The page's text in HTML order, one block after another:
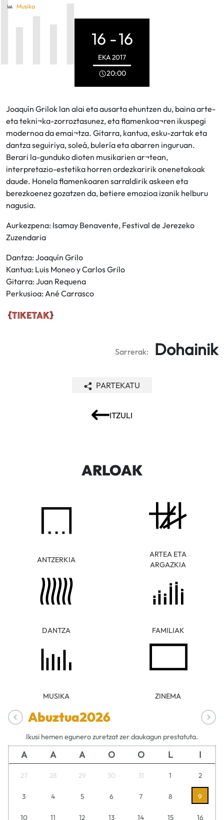
Musika
16 -16
EKA2017
20:00
Joaquín Grilok lan alai eta ausarta ehuntzen du, baina arte-
eta tekni¬ka-zorroztasunez, eta flamenkoa¬ren ikuspegi
modernoa da emai¬tza. Gitarra, kantua, esku-zartak eta
dantza seguiriya, soleá, bulería eta abarren inguruan.
Berari la-gunduko dioten musikarien ar¬tean,
interpretazio-estetika horren ordezkaririk onenetakoak
daude. Honela flamenkoaren sarraldirik askeen eta
berezkoenez gozatzen da, betiere emozioa izanik helburu
nagusia.
Aurkezpena: Isamay Benavente, Festival de Jerezeko
Zuzendaria
Dantza: Joaquín Grilo
Kantua: Luis Moneo y Carlos Grilo
Gitarra: Juan Requena
Perkusioa: Ané Carrasco
Sarrerak: Dohainik
ITZULI
PARTEKATU
ARLOAK
ANTZERKIA
ARTEA ETA
ARGAZKIA
DANTZA FAMILIAK
MUSIKA ZINEMA
Abuztua2026
Ikusi hemen egunero zuretzat zer daukagun prestatuta.
A A A O O L I
27 28 29 30 31 1 2
3 4 5 6 7 8 9
10 11 12 13 14 15 16